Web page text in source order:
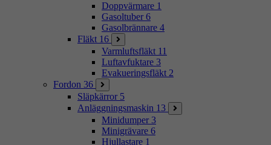
Doppvärmare 1
Gasoltuber 6
Gasolbrännare 4
Fläkt 16
Varmluftsfläkt 11
Luftavfuktare 3
Evakueringsfläkt 2
Fordon 36
Släpkärror 5
Anläggningsmaskin 13
Minidumper 3
Minigrävare 6
Hjullastare 1